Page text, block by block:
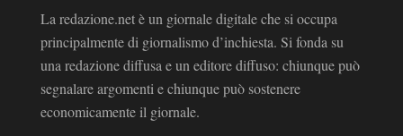
La redazione.net è un giornale digitale che si occupa
principalmente di giornalismo d’inchiesta. Si fonda su
una redazione diffusa e un editore diffuso: chiunque può
segnalare argomenti e chiunque può sostenere
economicamente il giornale.